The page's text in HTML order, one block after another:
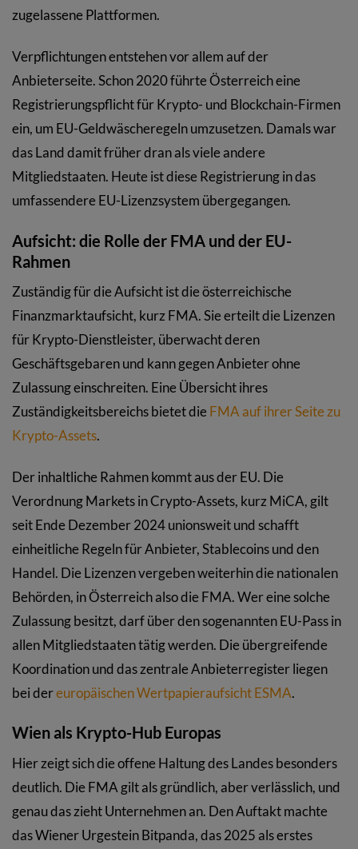
zugelassene Plattformen.
Verpflichtungen entstehen vor allem auf der
Anbieterseite. Schon 2020 führte Österreich eine
Registrierungspflicht für Krypto- und Blockchain-Firmen
ein, um EU-Geldwäscheregeln umzusetzen. Damals war
das Land damit früher dran als viele andere
Mitgliedstaaten. Heute ist diese Registrierung in das
umfassendere EU-Lizenzsystem übergegangen.
Aufsicht: die Rolle der FMA und der EU-
Rahmen
Zuständig für die Aufsicht ist die österreichische
Finanzmarktaufsicht, kurz FMA. Sie erteilt die Lizenzen
für Krypto-Dienstleister, überwacht deren
Geschäftsgebaren und kann gegen Anbieter ohne
Zulassung einschreiten. Eine Übersicht ihres
Zuständigkeitsbereichs bietet dieFMA auf ihrer Seite zu
Krypto-Assets.
Der inhaltliche Rahmen kommt aus der EU. Die
Verordnung Markets in Crypto-Assets, kurz MiCA, gilt
seit Ende Dezember 2024 unionsweit und schafft
einheitliche Regeln für Anbieter, Stablecoins und den
Handel. Die Lizenzen vergeben weiterhin die nationalen
Behörden, in Österreich also die FMA. Wer eine solche
Zulassung besitzt, darf über den sogenannten EU-Pass in
allen Mitgliedstaaten tätig werden. Die übergreifende
Koordination und das zentrale Anbieterregister liegen
bei dereuropäischen Wertpapieraufsicht ESMA.
Wien als Krypto-Hub Europas
Hier zeigt sich die offene Haltung des Landes besonders
deutlich. Die FMA gilt als gründlich, aber verlässlich, und
genau das zieht Unternehmen an. Den Auftakt machte
das Wiener Urgestein Bitpanda, das 2025 als erstes